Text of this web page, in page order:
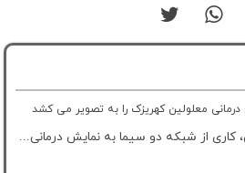
معلولین کهریزک را به تصویر می کشد
کاری از شبکه دو سیما به نمایش درمانی...